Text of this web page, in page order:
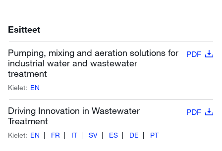
Esitteet
Pumping, mixing and aeration solutions for
industrial water and wastewater
treatment
PDF
Kielet: EN
Driving Innovation in Wastewater
Treatment
PDF
Kielet: EN FR IT SV ES DE PT